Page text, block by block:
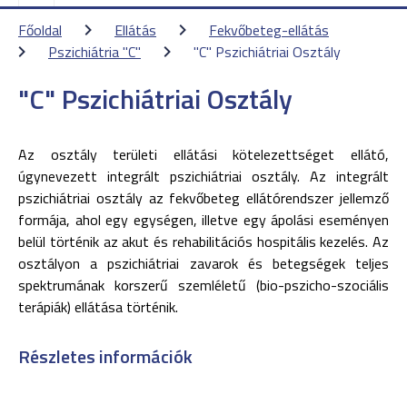
Főoldal
Ellátás
Fekvőbeteg-ellátás
Pszichiátria "C"
"C" Pszichiátriai Osztály
"C" Pszichiátriai Osztály
Az osztály területi ellátási kötelezettséget ellátó,
úgynevezett integrált pszichiátriai osztály. Az integrált
pszichiátriai osztály az fekvőbeteg ellátórendszer jellemző
formája, ahol egy egységen, illetve egy ápolási eseményen
belül történik az akut és rehabilitációs hospitális kezelés. Az
osztályon a pszichiátriai zavarok és betegségek teljes
spektrumának korszerű szemléletű (bio-pszicho-szociális
terápiák) ellátása történik.
Részletes információk